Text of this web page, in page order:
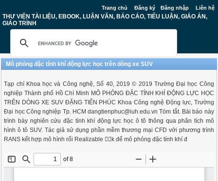
Trang chủ Đăng ký Đăng nhập Liên hệ
THƯ VIỆN TÀI LIỆU, EBOOK, LUẬN VĂN, BÁO CÁO, TIỂU LUẬN, GIÁO ÁN,
GIÁO TRÌNH
Mô phỏng đặc tính khí động lực học trên dòng xe SUV
Tạp chí Khoa học và Công nghệ, Số 40, 2019 © 2019 Trường Đại học Công
nghiệp Thành phố Hồ Chí Minh MÔ PHỎNG ĐẶC TÍNH KHÍ ĐỘNG LỰC HỌC
TRÊN DÒNG XE SUV ĐẶNG TIẾN PHÚC Khoa Công nghệ Động lực, Trường
Đại học Công nghiệp Tp. HCMdangtienphuc@iuh.edu.vn Tóm tắt. Bài báo này
trình bày nghiên cứu đặc tính khí động lực học ô tô thông qua phân tích mô
hình ô tô SUV. Tác giả sử dụng phần mềm thương mại CFD với phương trình
RANS kết hợp mô hình rối Realizable k để mô phỏng đặc tính khí đ